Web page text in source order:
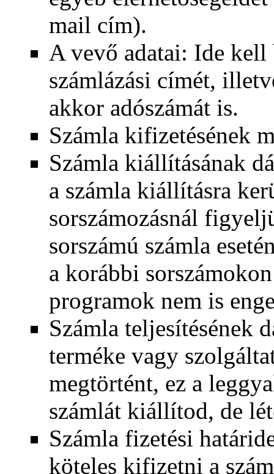
mail cím).
A vevő adatai: Ide kell
számlázási címét,
akkor adószámát is.
Számla kifizetésének
Számla kiállításának
a számla kiállításra
sorszámozásnál
sorszámú számla
a korábbi
programok nem is
Számla teljesítésének
terméke vagy
megtörtént, ez a
számlát kiállítod, de
Számla fizetési
köteles kifizetni a